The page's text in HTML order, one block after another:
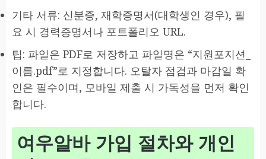
기타 서류: 신분증, 재학증명서(대학생인 경우), 필
요 시 경력증명서나 포트폴리오 URL.
팁: 파일은 PDF로 저장하고 파일명은 “지원포지션_
이름.pdf”로 지정합니다. 오탈자 점검과 마감일 확
인은 필수이며, 모바일 제출 시 가독성을 먼저 확인
합니다.
여우알바 가입 절차와 개인